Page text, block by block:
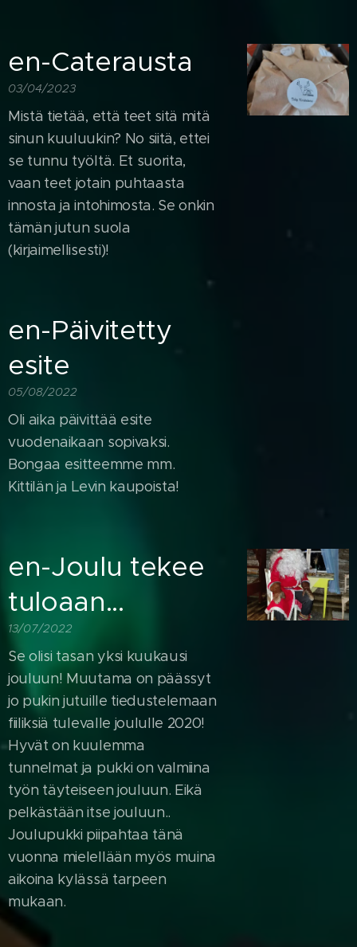
en-Caterausta
03/04/2023
Mistä tietää, että teet sitä mitä
sinun kuuluukin? No siitä, ettei
se tunnu työltä. Et suorita,
vaan teet jotain puhtaasta
innosta ja intohimosta. Se onkin
tämän jutun suola
(kirjaimellisesti)!
en-Päivitetty
esite
05/08/2022
Oli aika päivittää esite
vuodenaikaan sopivaksi.
Bongaa esitteemme mm.
Kittilän ja Levin kaupoista!
en-Joulu tekee
tuloaan...
13/07/2022
Se olisi tasan yksi kuukausi
jouluun! Muutama on päässyt
jo pukin jutuille tiedustelemaan
fiiliksiä tulevalle joululle 2020!
Hyvät on kuulemma
tunnelmat ja pukki on valmiina
työn täyteiseen jouluun. Eikä
pelkästään itse jouluun..
Joulupukki piipahtaa tänä
vuonna mielellään myös muina
aikoina kylässä tarpeen
mukaan.